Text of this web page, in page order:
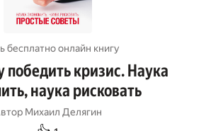
бесплатно онлайн книгу
победить кризис. Наука
наука рисковать
Михаил Делягин